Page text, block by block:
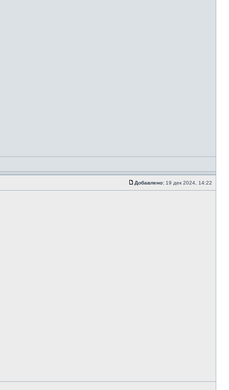
Добавлено: 19 дек 2024, 14:22